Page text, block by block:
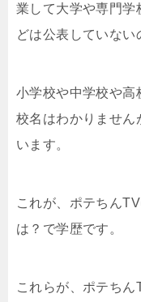
業して大学や専門学
どは公表していない
小学校や中学校や高
校名はわかりません
います。
これが、ポテちん
は？で学歴です。
これらが、ポテち